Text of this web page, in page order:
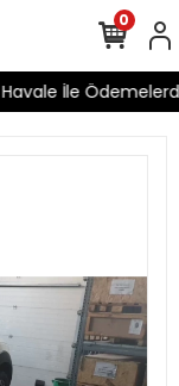
Havale İle
0